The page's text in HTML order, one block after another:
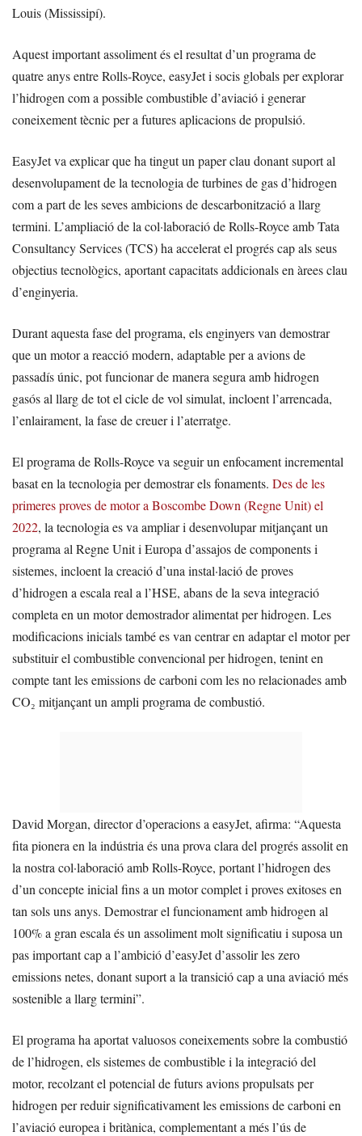
Louis (Mississipí).
Aquest important assoliment és el resultat d’un programa de
quatre anys entre Rolls-Royce, easyJet i socis globals per explorar
l’hidrogen com a possible combustible d’aviació i generar
coneixement tècnic per a futures aplicacions de propulsió.
EasyJet va explicar que ha tingut un paper clau donant suport al
desenvolupament de la tecnologia de turbines de gas d’hidrogen
com a part de les seves ambicions de descarbonització a llarg
termini. L’ampliació de la col·laboració de Rolls-Royce amb Tata
Consultancy Services (TCS) ha accelerat el progrés cap als seus
objectius tecnològics, aportant capacitats addicionals en àrees clau
d’enginyeria.
Durant aquesta fase del programa, els enginyers van demostrar
que un motor a reacció modern, adaptable per a avions de
passadís únic, pot funcionar de manera segura amb hidrogen
gasós al llarg de tot el cicle de vol simulat, incloent l’arrencada,
l’enlairament, la fase de creuer i l’aterratge.
El programa de Rolls-Royce va seguir un enfocament incremental
basat en la tecnologia per demostrar els fonaments. Des de les
primeres proves de motor a Boscombe Down (Regne Unit) el
2022, la tecnologia es va ampliar i desenvolupar mitjançant un
programa al Regne Unit i Europa d’assajos de components i
sistemes, incloent la creació d’una instal·lació de proves
d’hidrogen a escala real a l’HSE, abans de la seva integració
completa en un motor demostrador alimentat per hidrogen. Les
modificacions inicials també es van centrar en adaptar el motor per
substituir el combustible convencional per hidrogen, tenint en
compte tant les emissions de carboni com les no relacionades amb
CO₂ mitjançant un ampli programa de combustió.
David Morgan, director d’operacions a easyJet, afirma: “Aquesta
fita pionera en la indústria és una prova clara del progrés assolit en
la nostra col·laboració amb Rolls-Royce, portant l’hidrogen des
d’un concepte inicial fins a un motor complet i proves exitoses en
tan sols uns anys. Demostrar el funcionament amb hidrogen al
100% a gran escala és un assoliment molt significatiu i suposa un
pas important cap a l’ambició d’easyJet d’assolir les zero
emissions netes, donant suport a la transició cap a una aviació més
sostenible a llarg termini”.
El programa ha aportat valuosos coneixements sobre la combustió
de l’hidrogen, els sistemes de combustible i la integració del
motor, recolzant el potencial de futurs avions propulsats per
hidrogen per reduir significativament les emissions de carboni en
l’aviació europea i britànica, complementant a més l’ús de